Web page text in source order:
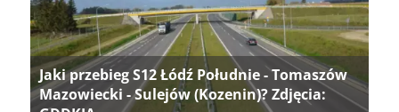
Jaki przebieg S12 Łódź Południe - Tomaszów
Mazowiecki - Sulejów (Kozenin)? Zdjęcia: